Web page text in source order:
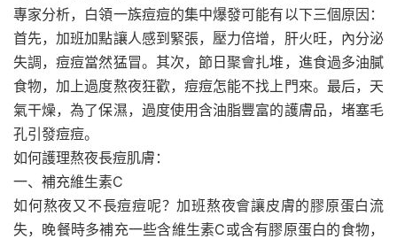
專家分析，白領一族痘痘的集中爆發可能有以下三個原因：
首先，加班加點讓人感到緊張，壓力倍增，肝火旺，內分泌
失調，痘痘當然猛冒。其次，節日聚會扎堆，進食過多油膩
食物，加上過度熬夜狂歡，痘痘怎能不找上門來。最后，天
氣干燥，為了保濕，過度使用含油脂豐富的護膚品，堵塞毛
孔引發痘痘。
如何護理熬夜長痘肌膚：
一、補充維生素C
如何熬夜又不長痘痘呢？加班熬夜會讓皮膚的膠原蛋白流
失，晚餐時多補充一些含維生素C或含有膠原蛋白的食物，